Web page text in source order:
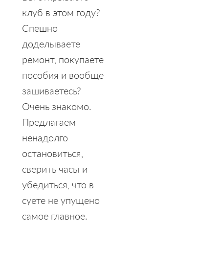
клуб в этом году?
Спешно
доделываете
ремонт, покупаете
пособия и вообще
зашиваетесь?
Очень знакомо.
Предлагаем
ненадолго
остановиться,
сверить часы и
убедиться, что в
суете не упущено
самое главное.